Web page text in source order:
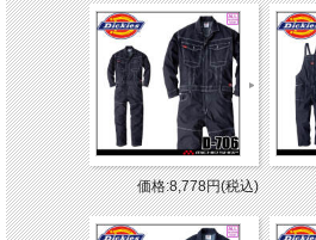
価格:8,778円(税込)